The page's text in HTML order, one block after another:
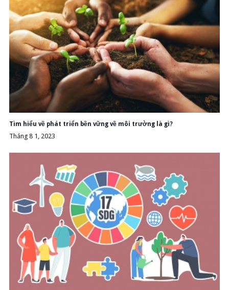
Tìm hiểu về phát triển bền vững về môi trường là gì?
Tháng 8 1, 2023